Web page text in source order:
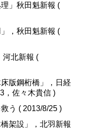
」秋田魁新報 (
，秋田魁新報 (
河北新報 (
版鋼桁橋」，日経
，佐々木貴信 )
う ( 2013/8/25 )
架設」，北羽新報